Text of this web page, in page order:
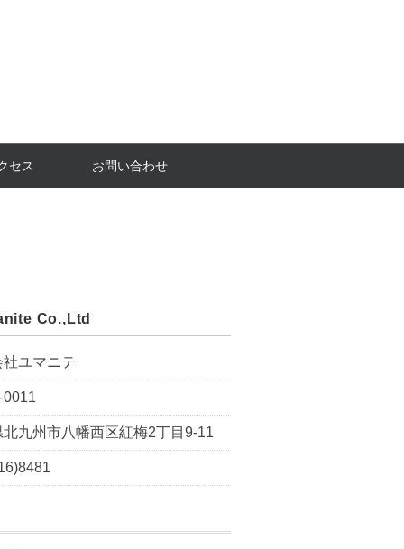
セス お問い合わせ
Co.,Ltd
社ユマニテ
0011
北九州市八幡西区紅梅2丁目9-11